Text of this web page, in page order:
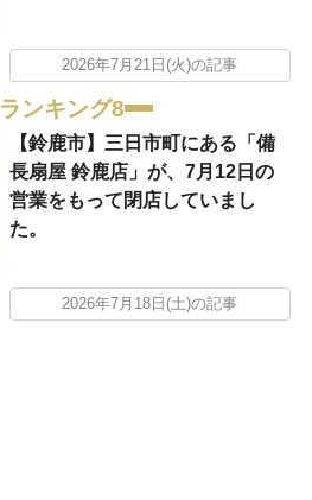
2026年7月21日(火)の記事
ランキング8
【鈴鹿市】三日市町にある「備
長扇屋 鈴鹿店」が、7月12日の
営業をもって閉店していまし
た。
2026年7月18日(土)の記事